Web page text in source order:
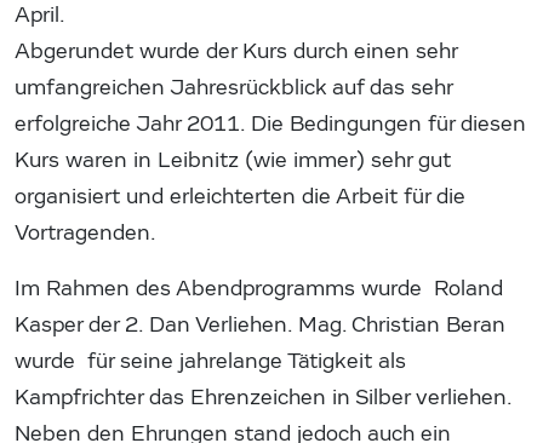
April.
Abgerundet wurde der Kurs durch einen sehr
umfangreichen Jahresrückblick auf das sehr
erfolgreiche Jahr 2011. Die Bedingungen für diesen
Kurs waren in Leibnitz (wie immer) sehr gut
organisiert und erleichterten die Arbeit für die
Vortragenden.
Im Rahmen des Abendprogramms wurde Roland
Kasper der 2. Dan Verliehen. Mag. Christian Beran
wurde für seine jahrelange Tätigkeit als
Kampfrichter das Ehrenzeichen in Silber verliehen.
Neben den Ehrungen stand jedoch auch ein